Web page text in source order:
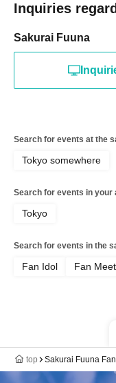
Inquiries
Sakurai Fuuna
Search for events at the
Tokyo somewhere
Search for events in your
Tokyo
Search for events in the
Fan Idol Fan
top Sakurai Fuuna